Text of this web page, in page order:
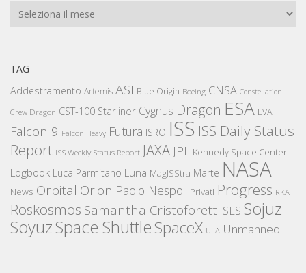
Archivi
TAG
Addestramento Artemis ASI Blue Origin Boeing CNSA Constellation
Crew Dragon CST-100 Starliner Cygnus Dragon ESA EVA
Falcon 9 Falcon Heavy Futura ISRO ISS ISS Daily Status
Report ISS Weekly Status Report JAXA JPL Kennedy Space Center
Logbook Luca Parmitano Luna MagISStra Marte NASA
News Orbital Orion Paolo Nespoli Privati Progress RKA
Roskosmos Samantha Cristoforetti SLS Sojuz
SoyuzSpace ShuttleSpaceX ULA Unmanned